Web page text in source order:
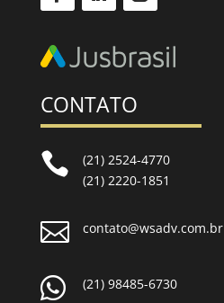
CONTATO

(21) 2524-4770
(21) 2220-1851
 contato@wsadv.com.br
 (21) 98485-6730